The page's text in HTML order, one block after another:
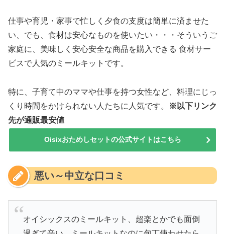
仕事や育児・家事で忙しく夕食の支度は簡単に済ませた
い、でも、食材は安心なものを使いたい・・・そういうご
家庭に、美味しく安心安全な商品を購入できる 食材サー
ビスで人気のミールキットです。
特に、子育て中のママや仕事を持つ女性など、料理にじっ
くり時間をかけられない人たちに人気です。
※以下リンク
先が通販最安値
Oisixおためしセットの公式サイトはこちら
悪い～中立な口コミ
オイシックスのミールキット、超楽とかでも面倒